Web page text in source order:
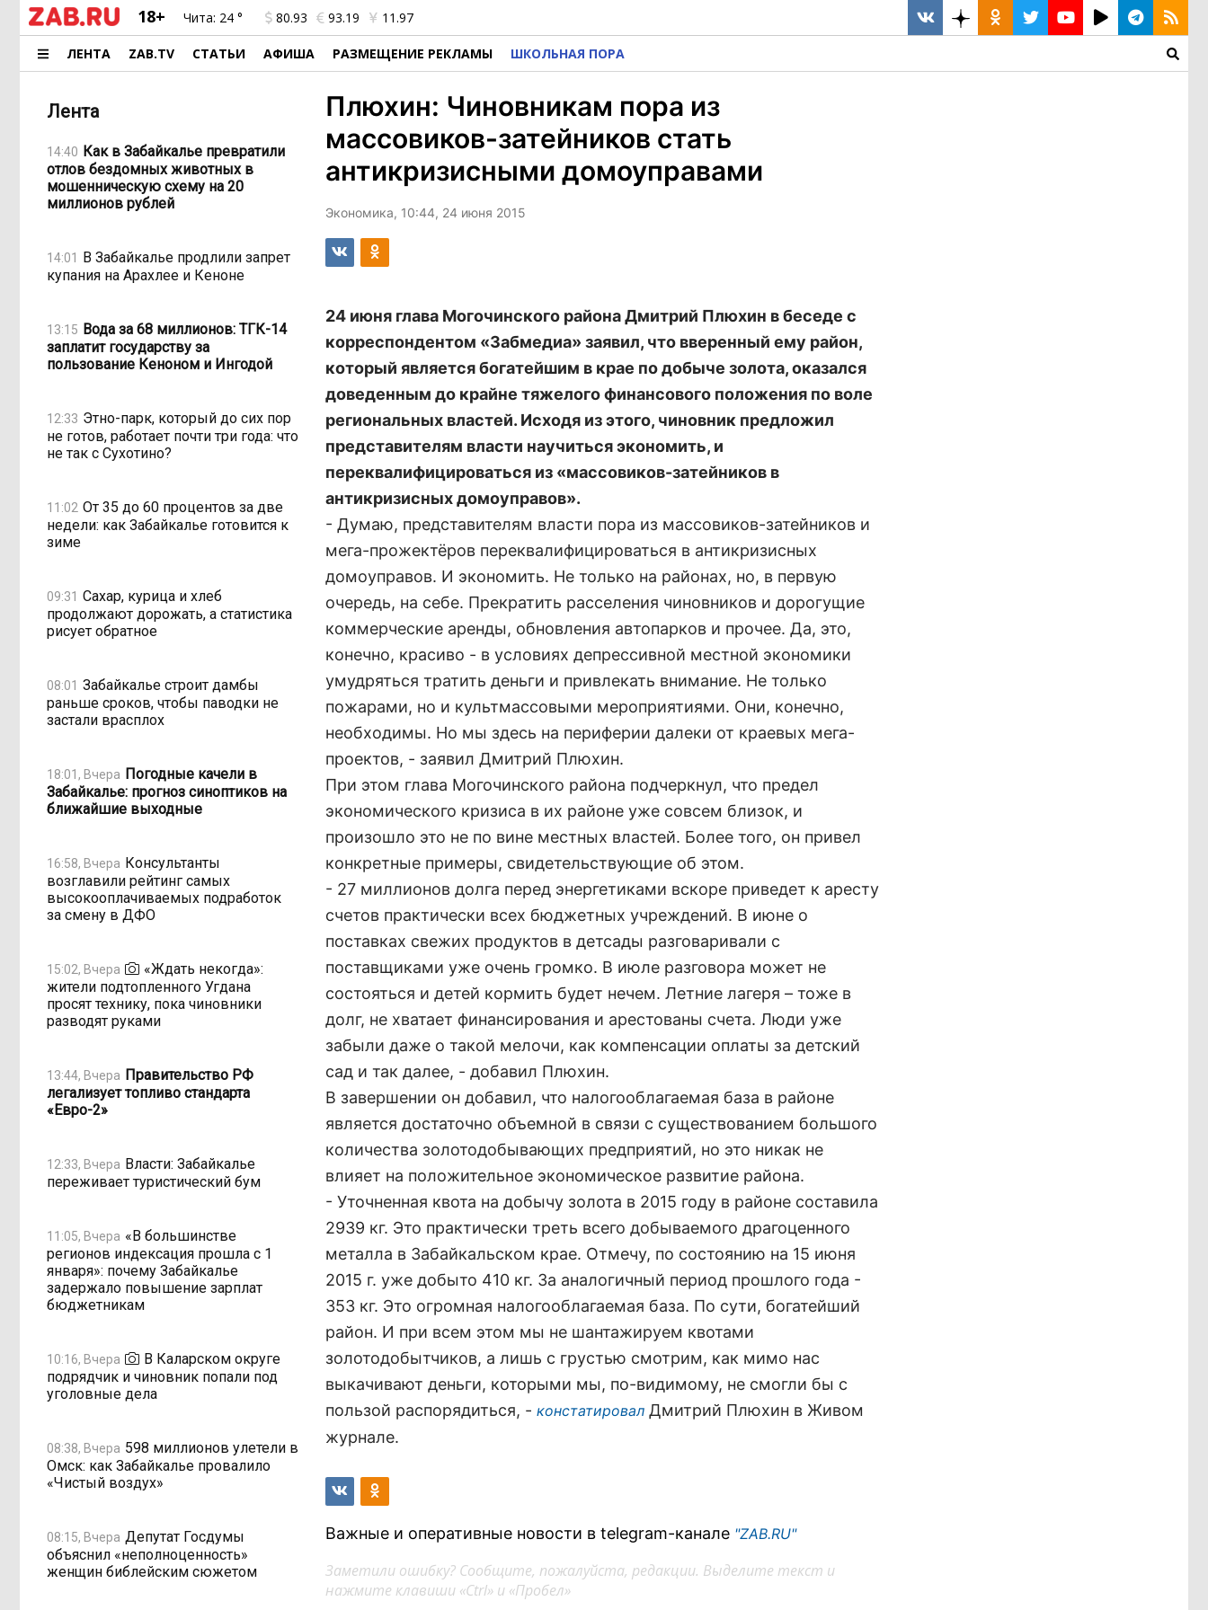
18+ Чита: 24 ° 80.93 93.19 11.97
ЛЕНТА ZAB.TV СТАТЬИ АФИША РАЗМЕЩЕНИЕ РЕКЛАМЫ ШКОЛЬНАЯ ПОРА
Лента
14:40 Как в Забайкалье превратили
отлов бездомных животных в
мошенническую схему на 20
миллионов рублей
14:01 В Забайкалье продлили запрет
купания на Арахлее и Кеноне
13:15 Вода за 68 миллионов: ТГК-14
заплатит государству за
пользование Кеноном и Ингодой
12:33 Этно-парк, который до сих пор
не готов, работает почти три года: что
не так с Сухотино?
11:02 От 35 до 60 процентов за две
недели: как Забайкалье готовится к
зиме
09:31 Сахар, курица и хлеб
продолжают дорожать, а статистика
рисует обратное
08:01 Забайкалье строит дамбы
раньше сроков, чтобы паводки не
застали врасплох
18:01, Вчера Погодные качели в
Забайкалье: прогноз синоптиков на
ближайшие выходные
16:58, Вчера Консультанты
возглавили рейтинг самых
высокооплачиваемых подработок
за смену в ДФО
15:02, Вчера
«Ждать некогда»:
жители подтопленного Угдана
просят технику, пока чиновники
разводят руками
13:44, Вчера Правительство РФ
легализует топливо стандарта
«Евро-2»
12:33, Вчера Власти: Забайкалье
переживает туристический бум
11:05, Вчера «В большинстве
регионов индексация прошла с 1
января»: почему Забайкалье
задержало повышение зарплат
бюджетникам
10:16, Вчера
В Каларском округе
подрядчик и чиновник попали под
уголовные дела
08:38, Вчера 598 миллионов улетели в
Омск: как Забайкалье провалило
«Чистый воздух»
08:15, Вчера Депутат Госдумы
объяснил «неполноценность»
женщин библейским сюжетом
Плюхин: Чиновникам пора из
массовиков-затейников стать
антикризисными домоуправами
Экономика, 10:44, 24 июня 2015
24 июня глава Могочинского района Дмитрий Плюхин в беседе с
корреспондентом «Забмедиа» заявил, что вверенный ему район,
который является богатейшим в крае по добыче золота, оказался
доведенным до крайне тяжелого финансового положения по воле
региональных властей. Исходя из этого, чиновник предложил
представителям власти научиться экономить, и
переквалифицироваться из «массовиков-затейников в
антикризисных домоуправов».
- Думаю, представителям власти пора из массовиков-затейников и
мега-прожектёров переквалифицироваться в антикризисных
домоуправов. И экономить. Не только на районах, но, в первую
очередь, на себе. Прекратить расселения чиновников и дорогущие
коммерческие аренды, обновления автопарков и прочее. Да, это,
конечно, красиво - в условиях депрессивной местной экономики
умудряться тратить деньги и привлекать внимание. Не только
пожарами, но и культмассовыми мероприятиями. Они, конечно,
необходимы. Но мы здесь на периферии далеки от краевых мега-
проектов, - заявил Дмитрий Плюхин.
При этом глава Могочинского района подчеркнул, что предел
экономического кризиса в их районе уже совсем близок, и
произошло это не по вине местных властей. Более того, он привел
конкретные примеры, свидетельствующие об этом.
- 27 миллионов долга перед энергетиками вскоре приведет к аресту
счетов практически всех бюджетных учреждений. В июне о
поставках свежих продуктов в детсады разговаривали с
поставщиками уже очень громко. В июле разговора может не
состояться и детей кормить будет нечем. Летние лагеря – тоже в
долг, не хватает финансирования и арестованы счета. Люди уже
забыли даже о такой мелочи, как компенсации оплаты за детский
сад и так далее, - добавил Плюхин.
В завершении он добавил, что налогооблагаемая база в районе
является достаточно объемной в связи с существованием большого
количества золотодобывающих предприятий, но это никак не
влияет на положительное экономическое развитие района.
- Уточненная квота на добычу золота в 2015 году в районе составила
2939 кг. Это практически треть всего добываемого драгоценного
металла в Забайкальском крае. Отмечу, по состоянию на 15 июня
2015 г. уже добыто 410 кг. За аналогичный период прошлого года -
353 кг. Это огромная налогооблагаемая база. По сути, богатейший
район. И при всем этом мы не шантажируем квотами
золотодобытчиков, а лишь с грустью смотрим, как мимо нас
выкачивают деньги, которыми мы, по-видимому, не смогли бы с
пользой распорядиться, - констатировал Дмитрий Плюхин в Живом
журнале.
Важные и оперативные новости в telegram-канале "ZAB.RU"
Заметили ошибку? Сообщите, пожалуйста, редакции. Выделите текст и
нажмите клавиши «Ctrl» и «Пробел»